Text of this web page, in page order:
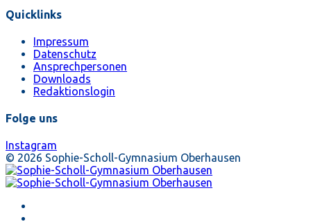
Quicklinks
Impressum
Datenschutz
Ansprechpersonen
Downloads
Redaktionslogin
Folge uns
Instagram
© 2026 Sophie-Scholl-Gymnasium Oberhausen